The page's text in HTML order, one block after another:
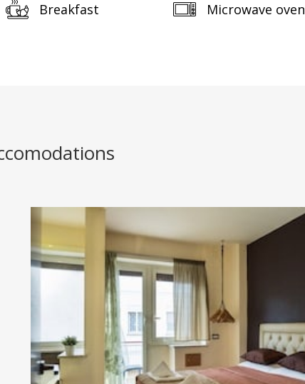
Breakfast Microwave oven